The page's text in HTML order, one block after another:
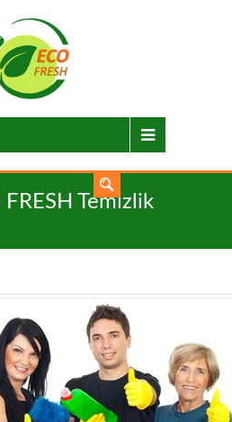
Temizlik